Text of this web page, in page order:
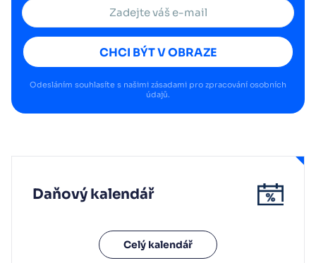
CHCI BÝT V OBRAZE
Odesláním souhlasíte s našimi zásadami pro zpracování osobních
údajů.
Daňový kalendář
Celý kalendář